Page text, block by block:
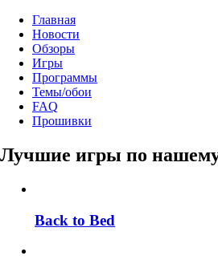
Главная
Новости
Обзоры
Игры
Программы
Темы/обои
FAQ
Прошивки
Лучшие игры по
Back to Bed